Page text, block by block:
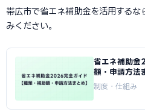
帯広市で省エネ補助金を活用する
みください。
省エネ補助金
額・申請方法
制度・仕組み